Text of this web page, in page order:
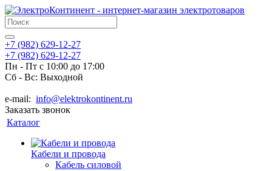
+7 (982) 629-12-27
+7 (982) 629-12-27
Пн - Пт с 10:00 до 17:00
Сб - Вс: Выходной
e-mail: info@elektrokontinent.ru
Заказать звонок
Каталог
Кабели и провода
Кабель силовой